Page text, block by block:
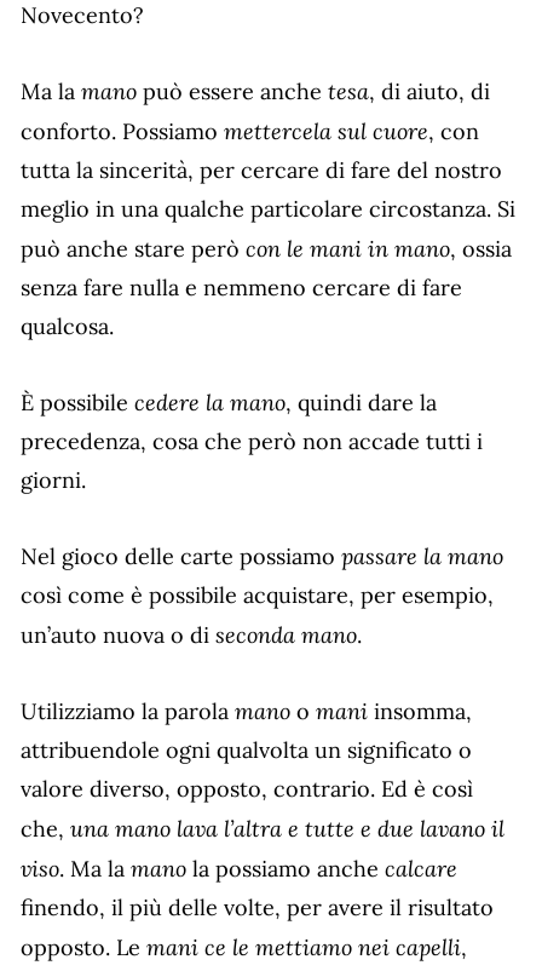
Novecento?
Ma la mano può essere anche tesa, di aiuto, di
conforto. Possiamo mettercela sul cuore, con
tutta la sincerità, per cercare di fare del nostro
meglio in una qualche particolare circostanza. Si
può anche stare però con le mani in mano, ossia
senza fare nulla e nemmeno cercare di fare
qualcosa.
È possibile cedere la mano, quindi dare la
precedenza, cosa che però non accade tutti i
giorni.
Nel gioco delle carte possiamo passare la mano
così come è possibile acquistare, per esempio,
un’auto nuova o di seconda mano.
Utilizziamo la parola mano o mani insomma,
attribuendole ogni qualvolta un significato o
valore diverso, opposto, contrario. Ed è così
che, una mano lava l’altra e tutte e due lavano il
viso. Ma la mano la possiamo anche calcare
finendo, il più delle volte, per avere il risultato
opposto. Le mani ce le mettiamo nei capelli,